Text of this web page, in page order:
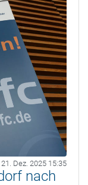
21. Dez. 2025 15:35
nach